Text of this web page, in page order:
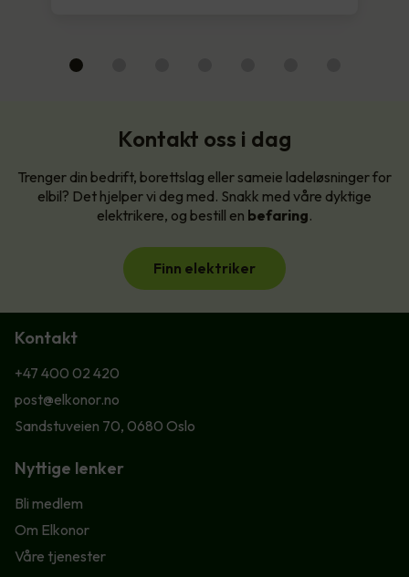
Kontakt oss i dag
Trenger din bedrift, borettslag eller sameie ladeløsninger for
elbil? Det hjelper vi deg med. Snakk med våre dyktige
elektrikere, og bestill en befaring.
Finn elektriker
Kontakt
+47 400 02 420
post@elkonor.no
Sandstuveien 70, 0680 Oslo
Nyttige lenker
Bli medlem
Om Elkonor
Våre tjenester